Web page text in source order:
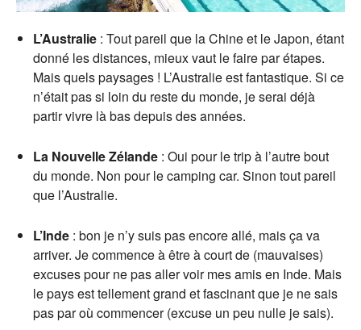
L’Australie : Tout pareil que la Chine et le Japon, étant
donné les distances, mieux vaut le faire par étapes.
Mais quels paysages ! L’Australie est fantastique. Si ce
n’était pas si loin du reste du monde, je serai déjà
partir vivre là bas depuis des années.
La Nouvelle Zélande : Oui pour le trip à l’autre bout
du monde. Non pour le camping car. Sinon tout pareil
que l’Australie.
L’Inde : bon je n’y suis pas encore allé, mais ça va
arriver. Je commence à être à court de (mauvaises)
excuses pour ne pas aller voir mes amis en Inde. Mais
le pays est tellement grand et fascinant que je ne sais
pas par où commencer (excuse un peu nulle je sais).